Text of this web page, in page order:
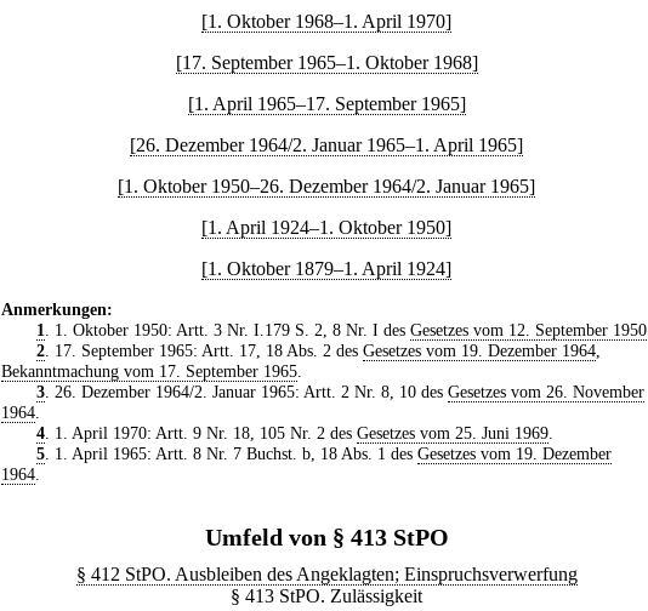
[1. Oktober 1968–1. April 1970]
[17. September 1965–1. Oktober 1968]
[1. April 1965–17. September 1965]
[26. Dezember 1964/2. Januar 1965–1. April 1965]
[1. Oktober 1950–26. Dezember 1964/2. Januar 1965]
[1. April 1924–1. Oktober 1950]
[1. Oktober 1879–1. April 1924]
Anmerkungen:
1
. 1. Oktober 1950: Artt. 3 Nr. I.179 S. 2, 8 Nr. I des Gesetzes vom 12. September 1950.
2. 17. September 1965: Artt. 17, 18 Abs. 2 des Gesetzes vom 19. Dezember 1964,
Bekanntmachung vom 17. September 1965
3. 26. Dezember 1964/2. Januar 1965: Artt. 2 Nr. 8, 10 des Gesetzes vom 26. November
1964
4. 1. April 1970: Artt. 9 Nr. 18, 105 Nr. 2 des Gesetzes vom 25. Juni 1969.
5. 1. April 1965: Artt. 8 Nr. 7 Buchst. b, 18 Abs. 1 des Gesetzes vom 19. Dezember
1964
Umfeld von § 413 StPO
§ 412 StPO. Ausbleiben des Angeklagten; Einspruchsverwerfung
§ 413 StPO. Zulässigkeit